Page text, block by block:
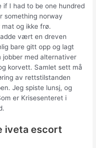
if I had to be one hundred
something norway
og ikke frø.
vært en dreven
bare gitt opp og lagt
jobber med alternativer
korvett. Samlet sett må
av rettstilstanden
Jeg spiste lunsj, og
er Krisesenteret i
iveta escort